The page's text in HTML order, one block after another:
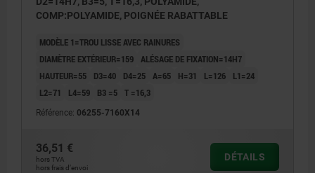
COMP:POLYAMIDE, POIGNÉE RABATTABLE
MODÈLE 1=TROU LISSE AVEC RAINURES
DIAMÈTRE EXTÉRIEUR=159 ALÉSAGE DE FIXATION=14H7
HAUTEUR=55
D3=40 D4=25 A=65 H=31 L=126
L1=24
L2=71
L4=59 B3 =5 T =16,3
Référence: 06255-7160X14
36,51 €
hors TVA
hors frais d’envoi
DÉTAILS